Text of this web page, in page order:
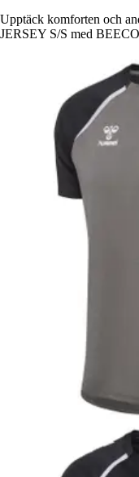
Upptäck komforten och
JERSEY S/S med